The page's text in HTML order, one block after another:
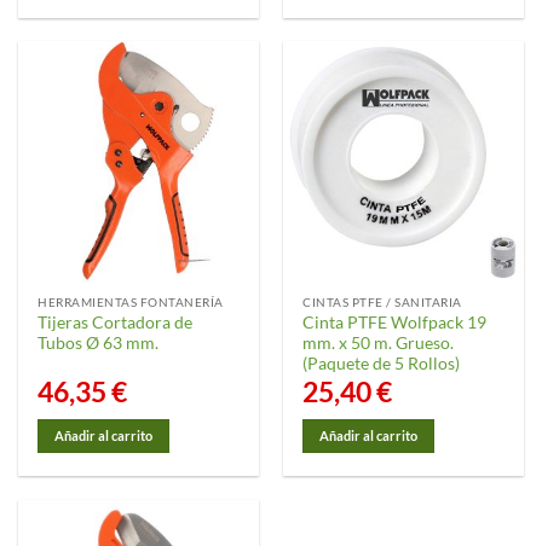
165,95 €
múltiples
variantes.
opciones
página
de
HERRAMIENTAS FONTANERÍA
Tijeras Cortadora de
Tubos Ø 63 mm.
46,35€
Añadir al carrito
CINTAS PTFE / SANITARIA
Cinta PTFE Wolfpack 19
mm. x 50 m. Grueso.
(Paquete de 5 Rollos)
25,40€
Añadir al carrito